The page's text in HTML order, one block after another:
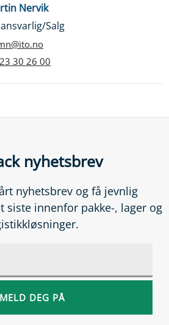
Nervik
Salg
23 30 26 00
nyhetsbrev
nyhetsbrev og få jevnlig
siste innenfor pakke-, lager og